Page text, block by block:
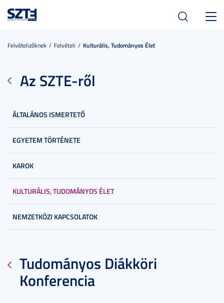
Felvételizőknek Felvételi Kulturális, Tudományos Élet
Az SZTE-ről
ÁLTALÁNOS ISMERTETŐ
EGYETEM TÖRTÉNETE
KAROK
KULTURÁLIS, TUDOMÁNYOS ÉLET
NEMZETKÖZI KAPCSOLATOK
Tudományos Diákköri
Konferencia